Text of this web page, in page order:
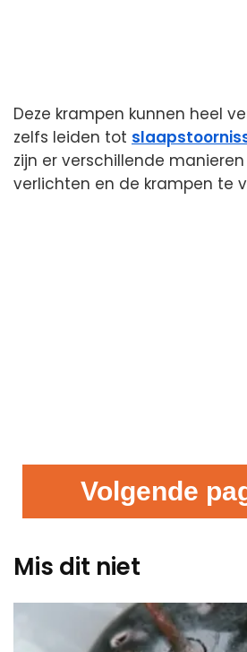
Deze krampen kunnen heel
zelfs leiden tot
zijn er verschillende
verlichten en de krampen te
Volgende
Mis dit niet